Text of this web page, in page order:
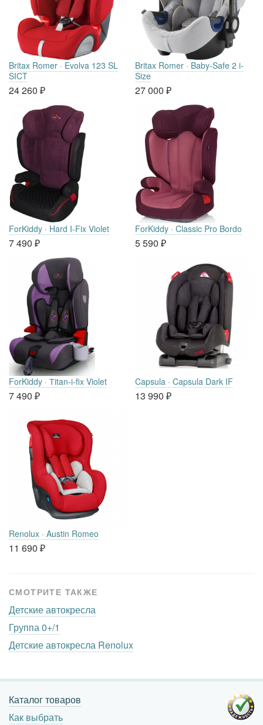
Britax Romer · Evolva 123 SL
SICT
24 260 ₽
Britax Romer · Baby-Safe 2 i-
Size
27 000 ₽
ForKiddy · Hard I-Fix Violet
7 490 ₽
ForKiddy · Classic Pro Bordo
5 590 ₽
ForKiddy · Тitan-i-fix Violet
7 490 ₽
Capsula · Capsula Dark IF
13 990 ₽
Renolux · Austin Romeo
11 690 ₽
СМОТРИТЕ ТАКЖЕ
Детские автокресла
Группа 0+/1
Детские автокресла Renolux
Каталог товаров
Как выбрать